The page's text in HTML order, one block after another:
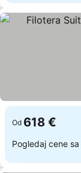
Od 618 €
Pogledaj cene sa